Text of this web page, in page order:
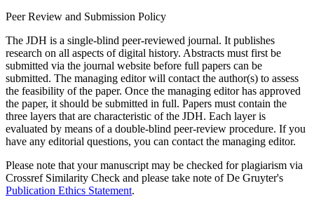
Peer Review and Submission Policy
The JDH is a single-blind peer-reviewed journal. It publishes
research on all aspects of digital history. Abstracts must first be
submitted via the journal website before full papers can be
submitted. The managing editor will contact the author(s) to assess
the feasibility of the paper. Once the managing editor has approved
the paper, it should be submitted in full. Papers must contain the
three layers that are characteristic of the JDH. Each layer is
evaluated by means of a double-blind peer-review procedure. If you
have any editorial questions, you can contact the managing editor.
Please note that your manuscript may be checked for plagiarism via
Crossref Similarity Check and please take note of De Gruyter's
Publication Ethics Statement.